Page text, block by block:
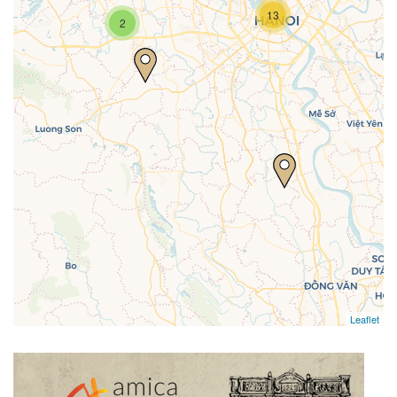
Travelers' Map is loading...
If you see this after your page is
loaded completely, leafletJS files are
missing.
2
13
Leaflet